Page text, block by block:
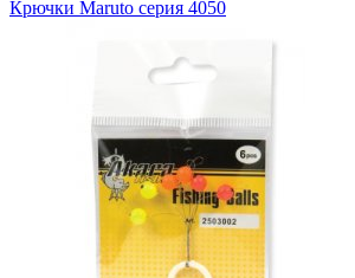
Крючки Maruto серия 4050